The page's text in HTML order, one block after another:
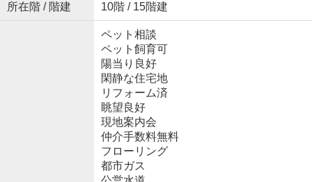
所在階 / 階建 10階 / 15階建
ペット相談
ペット飼育可
陽当り良好
閑静な住宅地
リフォーム済
眺望良好
現地案内会
仲介手数料無料
フローリング
都市ガス